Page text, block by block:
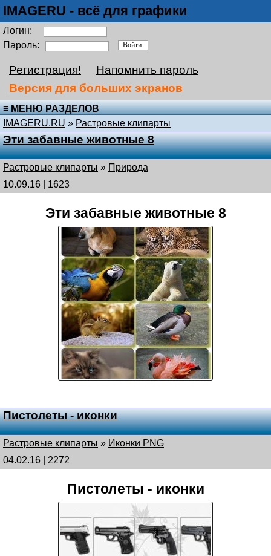
IMAGERU - всё для графики
Логин:
Пароль:
Регистрация!
Напомнить пароль
Версия для больших экранов
≡ МЕНЮ РАЗДЕЛОВ
IMAGERU.RU » Растровые клипарты
Эти забавные животные 8
Растровые клипарты » Природа
10.09.16 | 1623
Эти забавные животные 8
Пистолеты - иконки
Растровые клипарты » Иконки PNG
04.02.16 | 2272
Пистолеты - иконки